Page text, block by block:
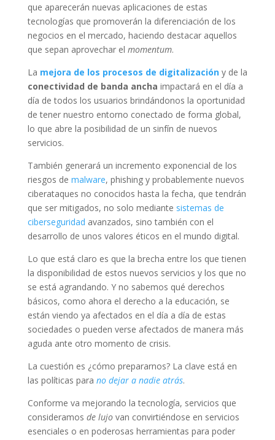
que aparecerán nuevas aplicaciones de estas
tecnologías que promoverán la diferenciación de los
negocios en el mercado, haciendo destacar aquellos
que sepan aprovechar el momentum.
La mejora de los procesos de digitalizacióny de la
conectividad de banda ancha impactará en el día a
día de todos los usuarios brindándonos la oportunidad
de tener nuestro entorno conectado de forma global,
lo que abre la posibilidad de un sinfín de nuevos
servicios.
También generará un incremento exponencial de los
riesgos de malware, phishing y probablemente nuevos
ciberataques no conocidos hasta la fecha, que tendrán
que ser mitigados, no solo mediante sistemas de
ciberseguridad avanzados, sino también con el
desarrollo de unos valores éticos en el mundo digital.
Lo que está claro es que la brecha entre los que tienen
la disponibilidad de estos nuevos servicios y los que no
se está agrandando. Y no sabemos qué derechos
básicos, como ahora el derecho a la educación, se
están viendo ya afectados en el día a día de estas
sociedades o pueden verse afectados de manera más
aguda ante otro momento de crisis.
La cuestión es ¿cómo prepararnos? La clave está en
las políticas para no dejar a nadie atrás.
Conforme va mejorando la tecnología, servicios que
consideramos de lujovan convirtiéndose en servicios
esenciales o en poderosas herramientas para poder